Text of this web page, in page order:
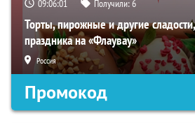
09:06:00 Получили:6
Торты, пирожные и другие
праздника на «Флаувау»
Россия
Промокод